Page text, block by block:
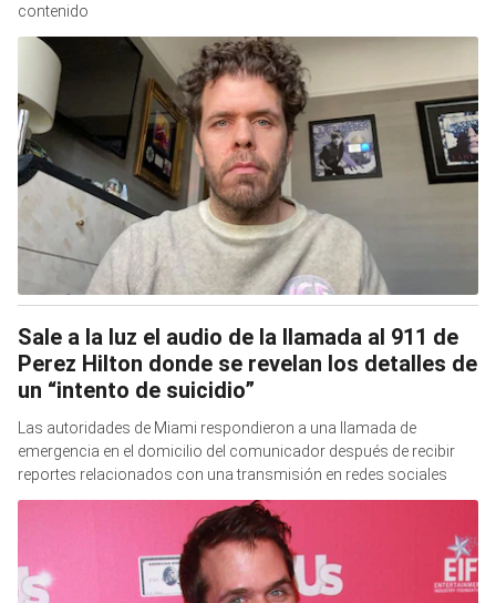
contenido
Sale a la luz el audio de la llamada al 911 de
Perez Hilton donde se revelan los detalles de
un “intento de suicidio”
Las autoridades de Miami respondieron a una llamada de
emergencia en el domicilio del comunicador después de recibir
reportes relacionados con una transmisión en redes sociales